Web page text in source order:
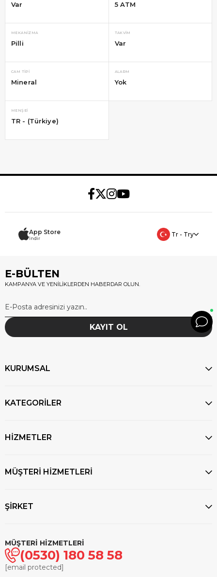
Var 5 ATM
MEKANIZMA
Pilli
TAKVIM
Var
CAM TIPI
Mineral
ALARM
Yok
MENŞEI
TR - (Türkiye)
App Store
İndir
Tr - Try
E-BÜLTEN
KAMPANYA VE YENİLİKLERDEN HABERDAR OLUN.
KAYIT OL
KURUMSAL
KATEGORİLER
HİZMETLER
MÜŞTERİ HİZMETLERİ
ŞİRKET
MÜŞTERİ HİZMETLERİ
(0530) 180 58 58
[email protected]